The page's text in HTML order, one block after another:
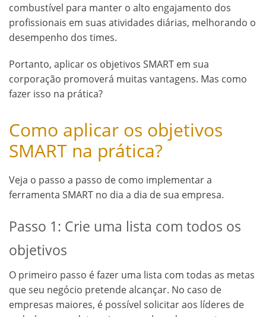
combustível para manter o alto engajamento dos
profissionais em suas atividades diárias, melhorando o
desempenho dos times.
Portanto, aplicar os objetivos SMART em sua
corporação promoverá muitas vantagens. Mas como
fazer isso na prática?
Como aplicar os objetivos
SMART na prática?
Veja o passo a passo de como implementar a
ferramenta SMART no dia a dia de sua empresa.
Passo 1: Crie uma lista com todos os
objetivos
O primeiro passo é fazer uma lista com todas as metas
que seu negócio pretende alcançar. No caso de
empresas maiores, é possível solicitar aos líderes de